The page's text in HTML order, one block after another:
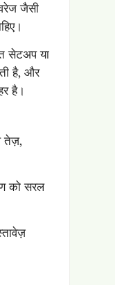
जैसी
सेटअप या
है, और
है।
तेज़,
को सरल